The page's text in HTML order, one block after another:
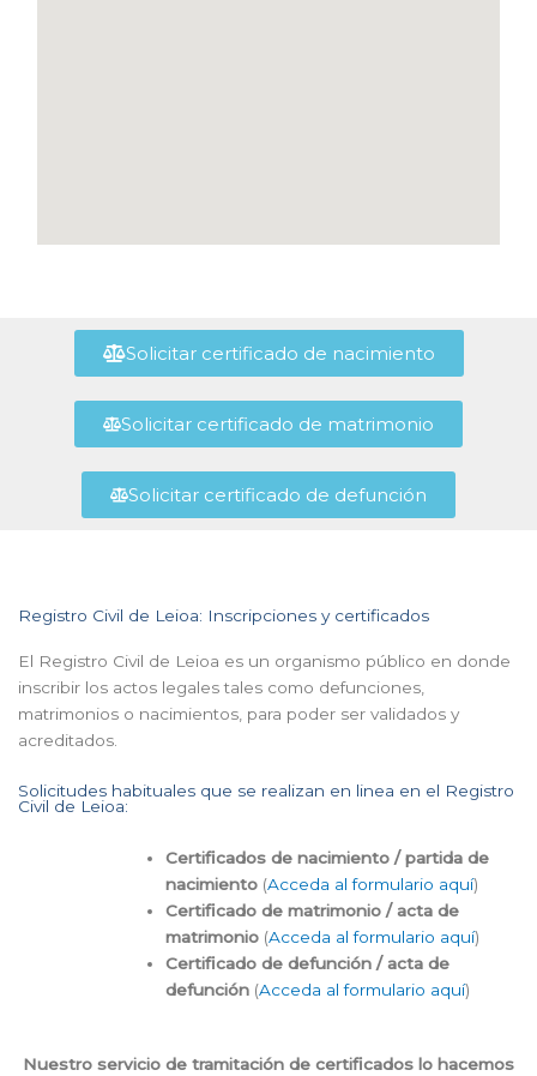
Solicitar certificado de nacimiento
Solicitar certificado de matrimonio
Solicitar certificado de defunción
Registro Civil de Leioa: Inscripciones y certificados
El Registro Civil de Leioa es un organismo público en donde
inscribir los actos legales tales como defunciones,
matrimonios o nacimientos, para poder ser validados y
acreditados.
Solicitudes habituales que se realizan en linea en el Registro
Civil de Leioa:
Certificados de nacimiento / partida de
nacimiento (Acceda al formulario aquí)
Certificado de matrimonio / acta de
matrimonio (Acceda al formulario aquí)
Certificado de defunción / acta de
defunción (Acceda al formulario aquí)
Nuestro servicio de tramitación de certificados lo hacemos